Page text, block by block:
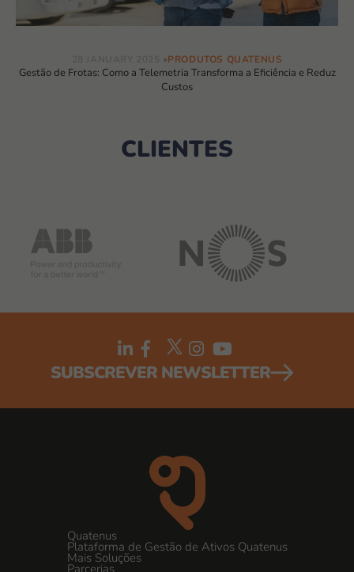
PRODUTOS QUATENUS
Gestão de Frotas: Como a Telemetria Transforma a Eficiência e Reduz
Custos
CLIENTES
SUBSCREVER NEWSLETTER
Quatenus
Plataforma de Gestão de Ativos Quatenus
Mais Soluções
Parcerias